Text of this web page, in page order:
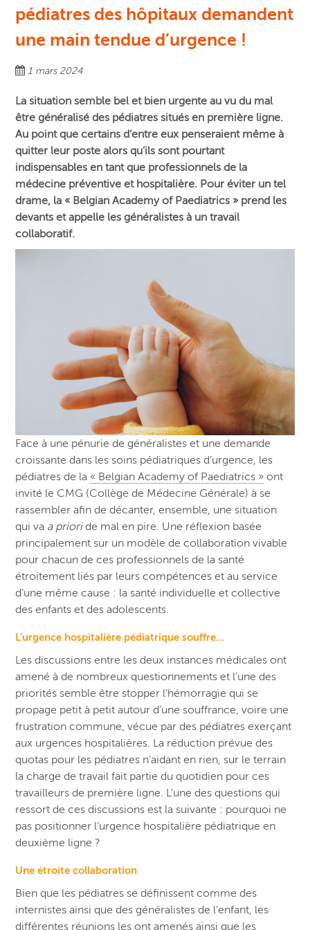
pédiatres des hôpitaux demandent
une main tendue d’urgence !
1 mars 2024
La situation semble bel et bien urgente au vu du mal
être généralisé des pédiatres situés en première ligne.
Au point que certains d’entre eux penseraient même à
quitter leur poste alors qu’ils sont pourtant
indispensables en tant que professionnels de la
médecine préventive et hospitalière. Pour éviter un tel
drame, la « Belgian Academy of Paediatrics » prend les
devants et appelle les généralistes à un travail
collaboratif.
Face à une pénurie de généralistes et une demande
croissante dans les soins pédiatriques d’urgence, les
pédiatres de la « Belgian Academy of Paediatrics » ont
invité le CMG (Collège de Médecine Générale) à se
rassembler afin de décanter, ensemble, une situation
qui va a prioride mal en pire. Une réflexion basée
principalement sur un modèle de collaboration vivable
pour chacun de ces professionnels de la santé
étroitement liés par leurs compétences et au service
d’une même cause : la santé individuelle et collective
des enfants et des adolescents.
L’urgence hospitalière pédiatrique souffre…
Les discussions entre les deux instances médicales ont
amené à de nombreux questionnements et l’une des
priorités semble être stopper l’hémorragie qui se
propage petit à petit autour d’une souffrance, voire une
frustration commune, vécue par des pédiatres exerçant
aux urgences hospitalières. La réduction prévue des
quotas pour les pédiatres n’aidant en rien, sur le terrain
la charge de travail fait partie du quotidien pour ces
travailleurs de première ligne. L’une des questions qui
ressort de ces discussions est la suivante : pourquoi ne
pas positionner l’urgence hospitalière pédiatrique en
deuxième ligne ?
Une étroite collaboration
Bien que les pédiatres se définissent comme des
internistes ainsi que des généralistes de l’enfant, les
différentes réunions les ont amenés ainsi que les